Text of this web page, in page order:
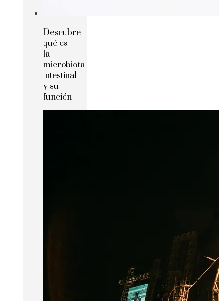
Descubre
qué es
la
microbiota
intestinal
y su
función